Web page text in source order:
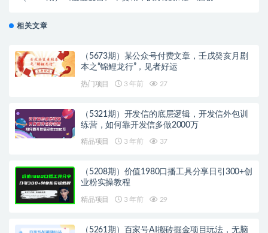
相关文章
（5673期）某公众号付费文章，壬戌癸亥月剧
本之“锦鲤龙行”，见者好运
热门项目 3 年前 27
（5321期）开发信的底层逻辑，开发信外包训
练营，如何靠开发信多做2000万
精品项目 3 年前 37
（5208期）价值1980口播工具分享日引300+创
业粉实操教程
精品项目 3 年前 29
（5261期）百家号AI搬砖掘金项目玩法，无脑